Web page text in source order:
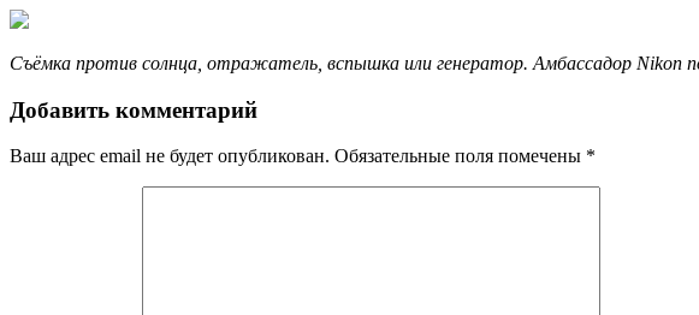
Съёмка против солнца, отражатель, вспышка или генератор. Амбассадор
Добавить комментарий
Ваш адрес email не будет опубликован. Обязательные поля помечены *